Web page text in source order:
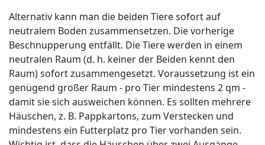
Alternativ kann man die beiden Tiere sofort auf
neutralem Boden zusammensetzen. Die vorherige
Beschnupperung entfällt. Die Tiere werden in einem
neutralen Raum (d. h. keiner der Beiden kennt den
Raum) sofort zusammengesetzt. Voraussetzung ist ein
genügend großer Raum - pro Tier mindestens 2 qm -
damit sie sich ausweichen können. Es sollten mehrere
Häuschen, z. B. Pappkartons, zum Verstecken und
mindestens ein Futterplatz pro Tier vorhanden sein.